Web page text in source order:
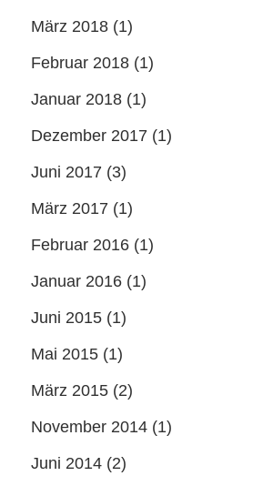
März 2018 (1)
Februar 2018 (1)
Januar 2018 (1)
Dezember 2017 (1)
Juni 2017 (3)
März 2017 (1)
Februar 2016 (1)
Januar 2016 (1)
Juni 2015 (1)
Mai 2015 (1)
März 2015 (2)
November 2014 (1)
Juni 2014 (2)